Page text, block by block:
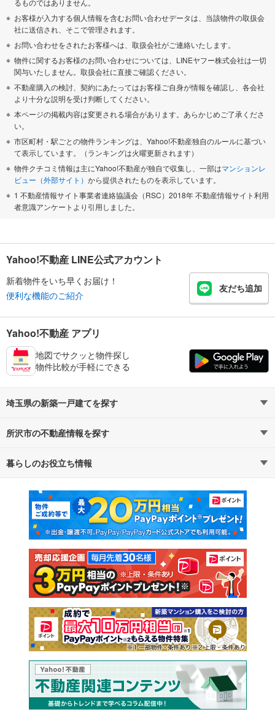
お客様が入力する個人情報を含むお問い合わせデータは、当該物件の取扱会
社に送信され、そこで管理されます。
お問い合わせをされたお客様へは、取扱会社がご連絡いたします。
物件に関するお客様のお問い合わせについては、LINEヤフー株式会社は一切
関与いたしません。取扱会社に直接ご確認ください。
不動産購入の検討、契約にあたってはお客様ご自身が情報を確認し、各会社
より十分な説明を受け判断してください。
本ページの掲載内容は変更される場合があります。あらかじめご了承くださ
い。
市区町村・駅ごとの物件ランキングは、Yahoo!不動産独自のルールに基づい
て表示しています。（ランキングは火曜更新されます）
物件クチコミ情報は主にYahoo!不動産が独自で収集し、一部はマンションレ
ビュー（外部サイト） から提供されたものを表示しています。
1 不動産情報サイト事業者連絡協議会（RSC）2018年 不動産情報サイト利用
者意識アンケートより引用しました。
Yahoo!不動産 LINE公式アカウント
新着物件をいち早くお届け！
便利な機能のご紹介
友だち追加
Yahoo!不動産 アプリ
地図でサクッと物件探し
物件比較が手軽にできる
埼玉県の新築一戸建てを探す
路線・駅から探す
通勤・通学時間から探す
所沢市の不動産情報を探す
不動産・住宅
新築マンション 中古マンション
新築一戸建て 中古一戸建て
注文住宅 土地
売却査定
暮らしのお役立ち情報
マンションカタログ 教えて！住まいの先生